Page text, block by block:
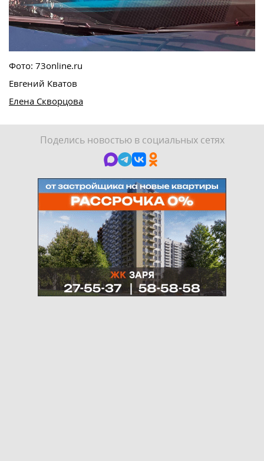
Фото: 73online.ru
Евгений Кватов
Елена Скворцова
Поделись новостью в социальных сетях